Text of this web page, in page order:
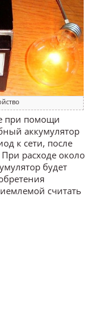
при помощи
аккумулятор
к сети, после
При расходе около
будет
считать